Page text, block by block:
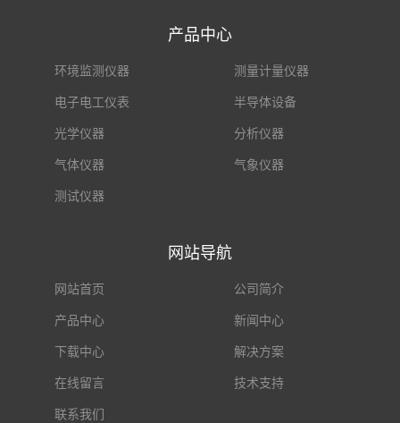
产品中心
环境监测仪器 测量计量仪器
电子电工仪表 半导体设备
光学仪器 分析仪器
气体仪器 气象仪器
测试仪器
网站导航
网站首页 公司简介
产品中心 新闻中心
下载中心 解决方案
在线留言 技术支持
联系我们